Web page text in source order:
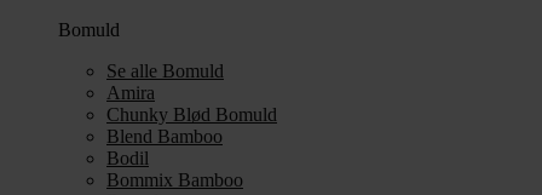
Bomuld
Se alle Bomuld
Amira
Chunky Blød Bomuld
Blend Bamboo
Bodil
Bommix Bamboo